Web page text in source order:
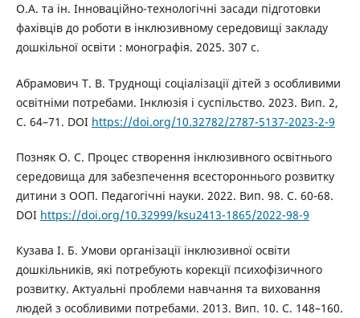
О.А. та ін. Інноваційно-технологічні засади підготовки
фахівців до роботи в інклюзивному середовищі закладу
дошкільної освіти : монографія. 2025. 307 с.
Абрамович Т. В. Труднощі соціалізації дітей з особливими
освітніми потребами. Інклюзія і суспільство. 2023. Вип. 2,
С. 64–71. DOI https://doi.org/10.32782/2787-5137-2023-2-9
Позняк О. С. Процес створення інклюзивного освітнього
середовища для забезпечення всестороннього розвитку
дитини з ООП. Педагогічні науки. 2022. Вип. 98. С. 60-68.
DOI https://doi.org/10.32999/ksu2413-1865/2022-98-9
Кузава І. Б. Умови організації інклюзивної освіти
дошкільників, які потребують корекції психофізичного
розвитку. Актуальні проблеми навчання та виховання
людей з особливими потребами. 2013. Вип. 10. С. 148–160.